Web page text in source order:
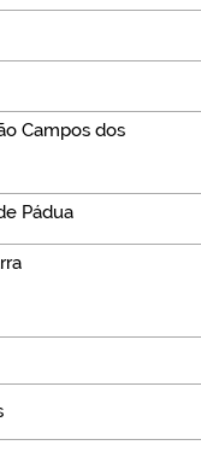
Campos dos
Pádua